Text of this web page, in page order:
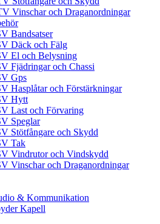
Vinschar och Draganordningar
Bandsatser
Däck och Fälg
El och Belysning
Fjädringar och Chassi
Gps
Hasplåtar och Förstärkningar
Hytt
Last och Förvaring
Speglar
Stötfångare och Skydd
Tak
Vindrutor och Vindskydd
Vinschar och Draganordningar
& Kommunikation
Kapell